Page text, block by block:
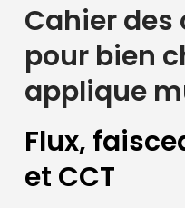
Cahier
pour bien
applique
Flux,
et CCT